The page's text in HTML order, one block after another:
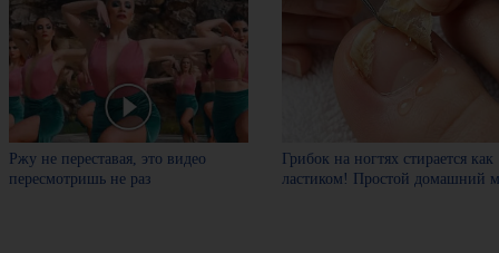
Ржу не переставая, это видео
пересмотришь не раз
Грибок на ногтях стирается как
ластиком! Простой домашний